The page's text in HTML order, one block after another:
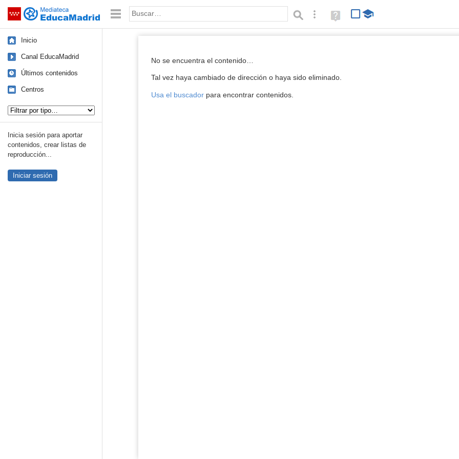
Saltar navegación Palabra o frase: Búsqueda avanzada
Ayuda
(en
Inicio
Canal EducaMadrid
Últimos contenidos
Centros
Inicia sesión para aportar
contenidos, crear listas de
reproducción...
Iniciar sesión
Reproductor de la Mediateca
No se encuentra el contenido…
Tal vez haya cambiado de dirección o haya sido eliminado.
Usa el buscadorpara encontrar contenidos.